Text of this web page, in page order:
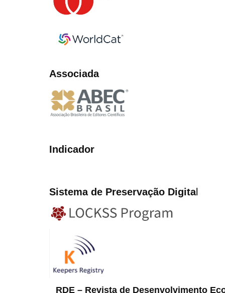
Associada
Indicador
Sistema de Preservação Digital
RDE – Revista de Desenvolvimento